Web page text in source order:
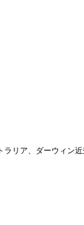
ラリア、ダーウィン